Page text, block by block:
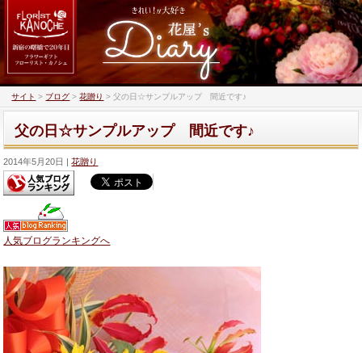
サイト > ブログ >花贈り >父の日☆サンプルアップ 間近です♪
父の日☆サンプルアップ 間近です♪
2014年5月20日 花贈り
人気ブログランキングへ